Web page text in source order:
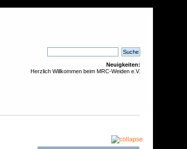
Neuigkeiten:
Herzlich Willkommen beim MRC-Weiden e.V.